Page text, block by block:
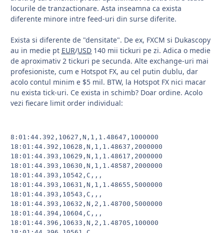
locurile de tranzactionare. Asta inseamna ca exista
diferente minore intre feed-uri din surse diferite.
Exista si diferente de "densitate". De ex, FXCM si Dukascopy
au in medie pt EUR/USD 140 mii tickuri pe zi. Adica o medie
de aproximativ 2 tickuri pe secunda. Alte exchange-uri mai
profesioniste, cum e Hotspot FX, au cel putin dublu, dar
acolo contul minim e $5 mil. BTW, la Hotspot FX nici macar
nu exista tick-uri. Ce exista in schimb? Doar ordine. Acolo
vezi fiecare limit order individual:
8:01:44.392,10627,N,1,1.48647,1000000
18:01:44.392,10628,N,1,1.48637,2000000
18:01:44.393,10629,N,1,1.48617,2000000
18:01:44.393,10630,N,1,1.48587,2000000
18:01:44.393,10542,C,,,
18:01:44.393,10631,N,1,1.48655,5000000
18:01:44.393,10543,C,,,
18:01:44.393,10632,N,2,1.48700,5000000
18:01:44.394,10604,C,,,
18:01:44.396,10633,N,2,1.48705,100000